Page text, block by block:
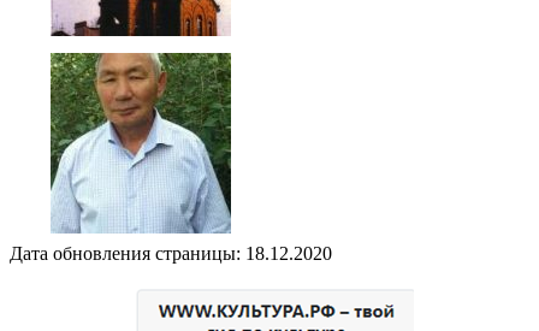
Дата обновления страницы: 18.12.2020